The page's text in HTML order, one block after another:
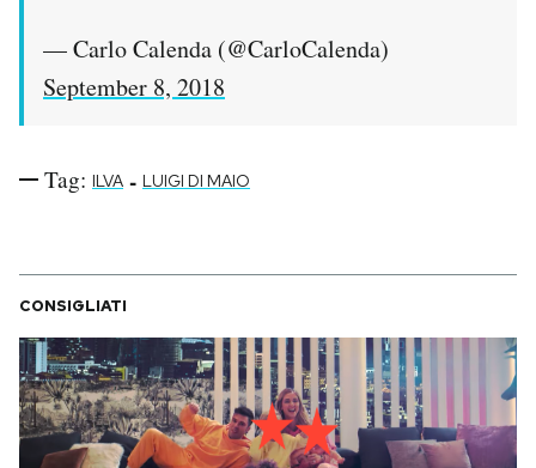
— Carlo Calenda (@CarloCalenda)
September 8, 2018
Tag: ILVA - LUIGI DI MAIO
CONSIGLIATI